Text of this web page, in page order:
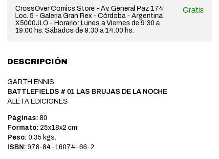
CrossOver Comics Store - Av. General Paz 174
Loc. 5 - Galería Gran Rex - Córdoba - Argentina
X5000JLO - Horario: Lunes a Viernes de 9:30 a
19:00 hs. Sábados de 9:30 a 14:00 hs.
Gratis
DESCRIPCIÓN
GARTH ENNIS
BATTLEFIELDS # 01 LAS BRUJAS DE LA NOCHE
ALETA EDICIONES
Páginas: 80
Formato: 25x18x2 cm
Peso: 0.35 kgs.
ISBN: 978-84-16074-66-2